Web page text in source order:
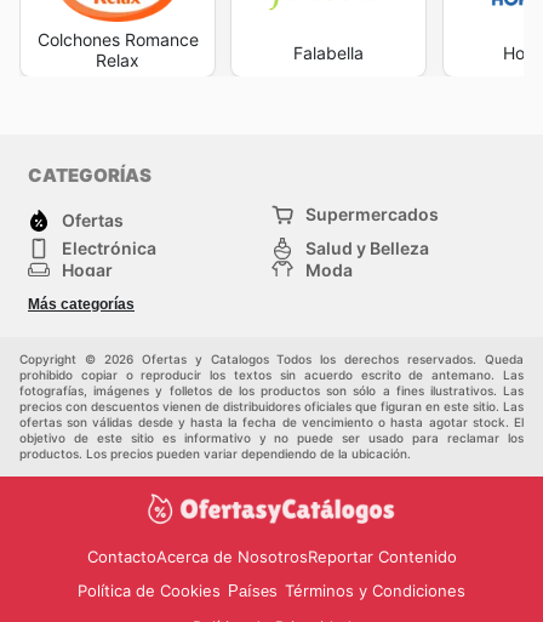
Colchones Romance
Relax
Falabella
CATEGORÍAS
Ofertas
Supermercados
Electrónica
Salud y Belleza
Hogar
Moda
Herramientas y jardinería
Infancia
Más categorías
Copyright © 2026 Ofertas y Catalogos Todos los derechos reservados. Queda
prohibido copiar o reproducir los textos sin acuerdo escrito de antemano. Las
fotografías, imágenes y folletos de los productos son sólo a fines ilustrativos. Las
precios con descuentos vienen de distribuidores oficiales que figuran en este sitio. Las
ofertas son válidas desde y hasta la fecha de vencimiento o hasta agotar stock. El
objetivo de este sitio es informativo y no puede ser usado para reclamar los
productos. Los precios pueden variar dependiendo de la ubicación.
ContactoAcerca de NosotrosReportar Contenido
Política de Cookies Países Términos y Condiciones